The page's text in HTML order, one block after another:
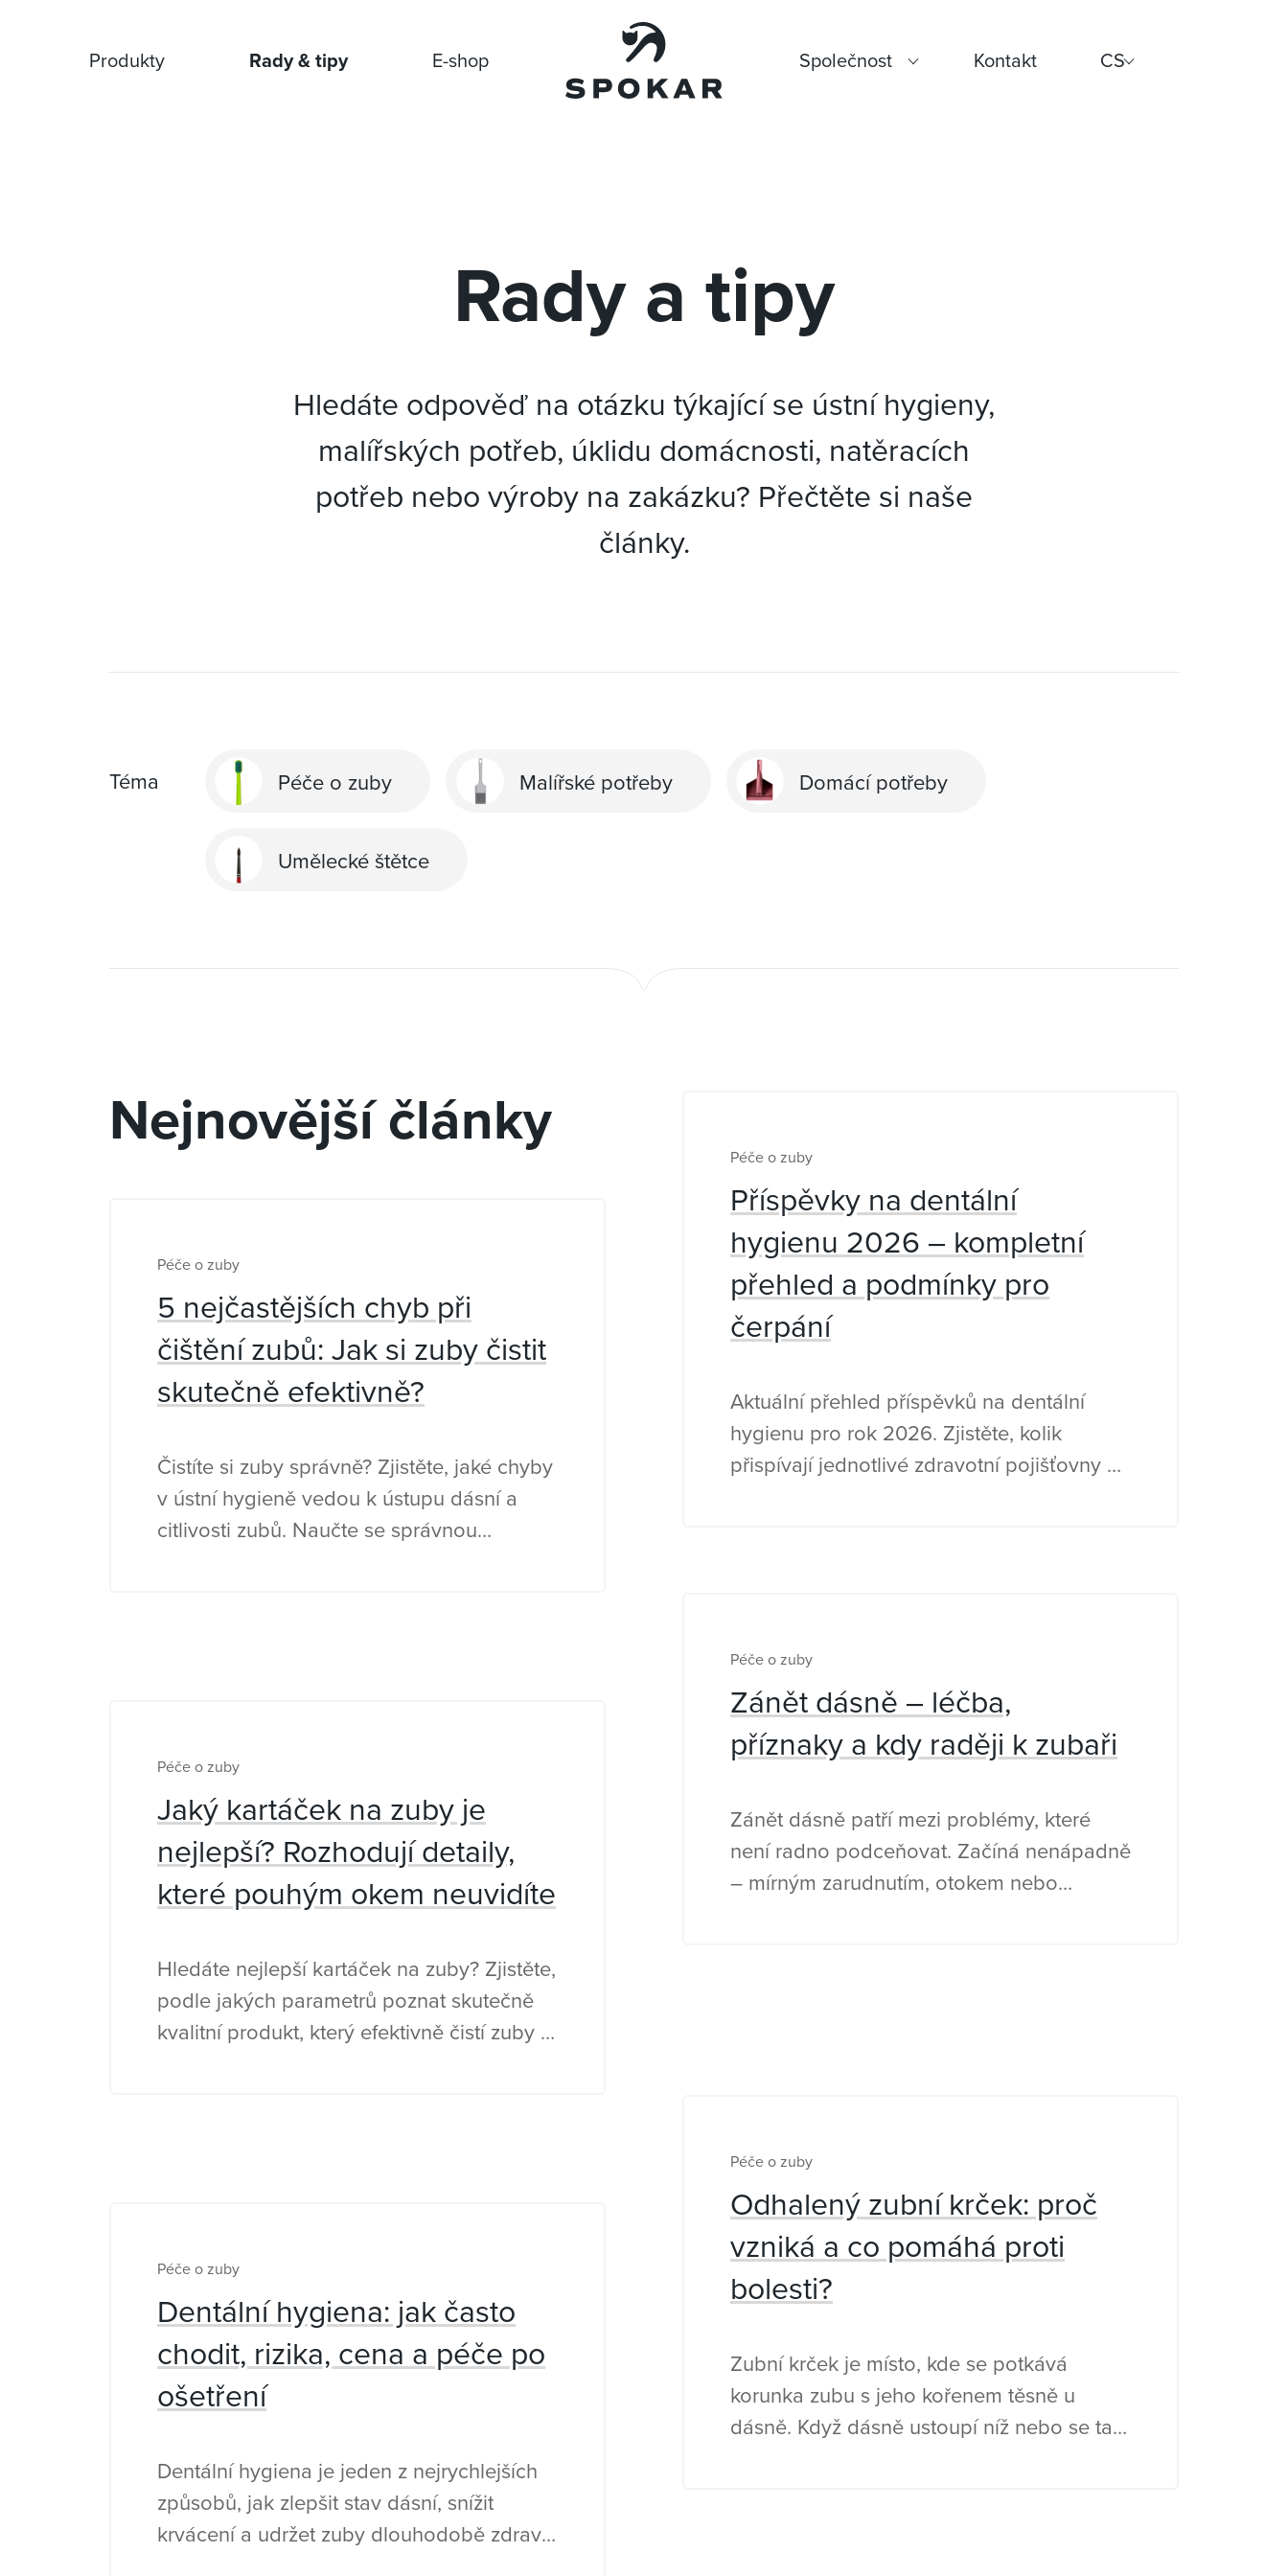
Produkty Rady & tipy E-shop Společnost Kontakt CS
Rady a tipy
Hledáte odpověď na otázku týkající se ústní hygieny,
malířských potřeb, úklidu domácnosti, natěracích
potřeb nebo výroby na zakázku? Přečtěte si naše
články.
Téma Péče o zuby Malířské potřeby Domácí potřeby
Umělecké štětce
Nejnovější články
Péče o zuby
5 nejčastějších chyb při
čištění zubů: Jak si zuby čistit
skutečně efektivně?
Čistíte si zuby správně? Zjistěte, jaké chyby
v ústní hygieně vedou k ústupu dásní a
citlivosti zubů. Naučte se správnou
Péče o zuby
Příspěvky na dentální
hygienu 2026 – kompletní
přehled a podmínky pro
čerpání
Aktuální přehled příspěvků na dentální
hygienu pro rok 2026. Zjistěte, kolik
přispívají jednotlivé zdravotní pojišťovny a
Péče o zuby
Jaký kartáček na zuby je
nejlepší? Rozhodují detaily,
které pouhým okem neuvidíte
Hledáte nejlepší kartáček na zuby? Zjistěte,
podle jakých parametrů poznat skutečně
kvalitní produkt, který efektivně čistí zuby a
Péče o zuby
Zánět dásně – léčba,
příznaky a kdy raději k zubaři
Zánět dásně patří mezi problémy, které
není radno podceňovat. Začíná nenápadně
– mírným zarudnutím, otokem nebo
Péče o zuby
Dentální hygiena: jak často
chodit, rizika, cena a péče po
ošetření
Dentální hygiena je jeden z nejrychlejších
způsobů, jak zlepšit stav dásní, snížit
krvácení a udržet zuby dlouhodobě zdravé.
Péče o zuby
Odhalený zubní krček: proč
vzniká a co pomáhá proti
bolesti?
Zubní krček je místo, kde se potkává
korunka zubu s jeho kořenem těsně u
dásně. Když dásně ustoupí níž nebo se tato